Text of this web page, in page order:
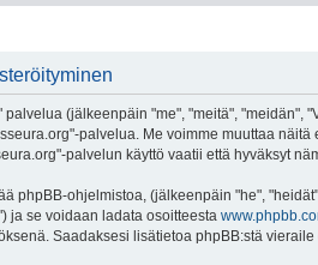
palvelua (jälkeenpäin "me", "meitä",
palvelua. Me voimme muuttaa
palvelun käyttö vaatii että hyväksyt
phpBB-ohjelmistoa, (jälkeenpäin "he",
ja se voidaan ladata osoitteesta
Saadaksesi lisätietoa phpBB:stä vieraile